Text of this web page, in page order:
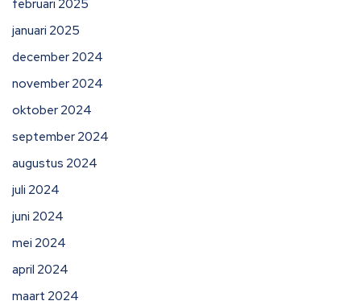
februari 2025
januari 2025
december 2024
november 2024
oktober 2024
september 2024
augustus 2024
juli 2024
juni 2024
mei 2024
april 2024
maart 2024